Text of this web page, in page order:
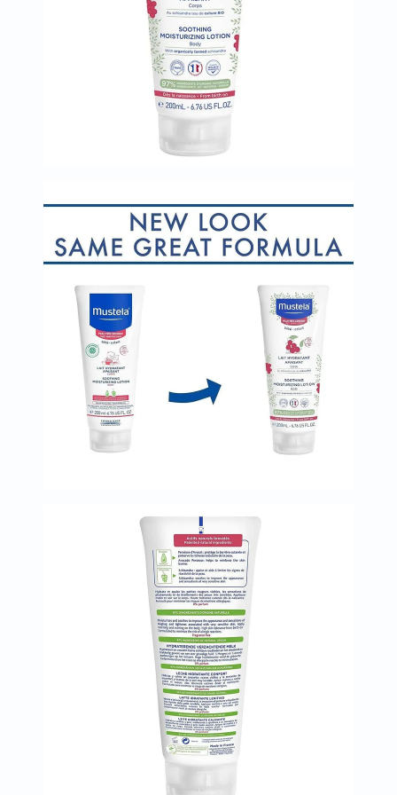
العظام
والمفاصل
المخ
والذاكرة
صحة
القلب
دعم
السكري
دعم
الكلى
البروستاتا
أ
فيتامين
ب
فيتامين
ج
فيتامين
د
فيتامين
هـ
المعادن
المغنيسيوم
الحديد